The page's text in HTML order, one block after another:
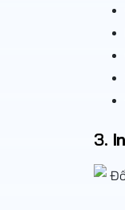
3.